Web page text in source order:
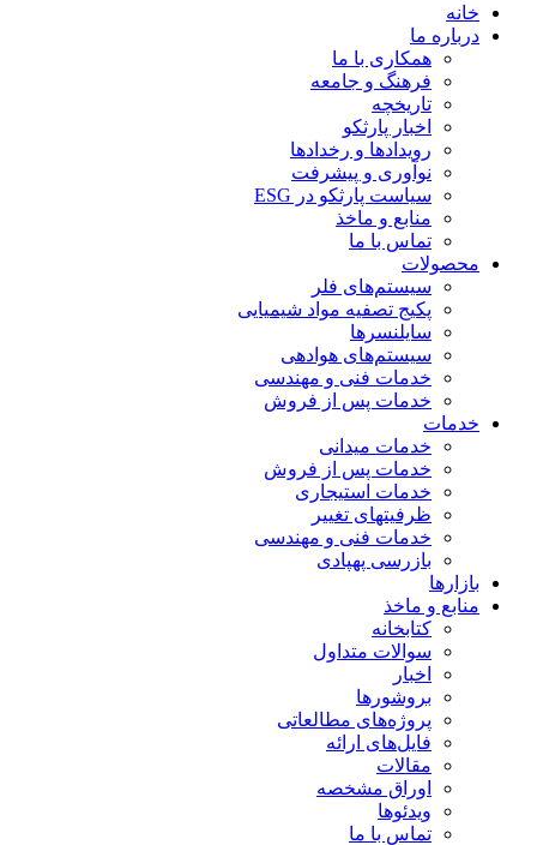
خانه
درباره ما
همکاری با ما
فرهنگ و جامعه
تاریخچه
اخبار پارثکو
رویدادها و رخدادها
نوآوری و پیشرفت
سیاست پارثکو در ESG
منابع و ماخذ
تماس با ما
محصولات
سيستم‌های فلر
پکیج تصفیه مواد شیمیایی
سایلنسرها
سیستم‌های هوادهی
خدمات فنی و مهندسی
خدمات پس از فروش
خدمات
خدمات میدانی
خدمات پس از فروش
خدمات استیجاری
ظرفیتهای تغییر
خدمات فنی و مهندسی
بازرسی پهپادی
بازارها
منابع و ماخذ
کتابخانه
سوالات متداول
اخبار
بروشورها
پروژه‌های مطالعاتی
فایل‌های ارائه
مقالات
اوراق مشخصه
ویدئوها
تماس با ما